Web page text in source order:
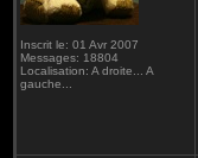
Inscrit le: 01 Avr 2007
Messages: 18804
Localisation: A droite... A
gauche...